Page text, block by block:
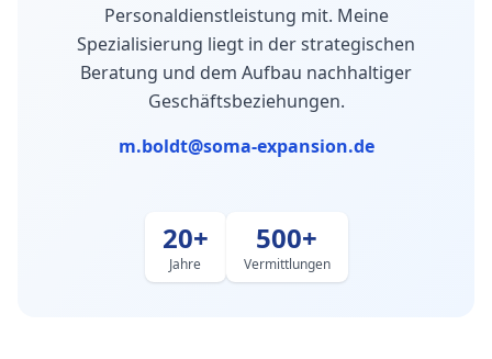
Personaldienstleistung mit. Meine
Spezialisierung liegt in der strategischen
Beratung und dem Aufbau nachhaltiger
Geschäftsbeziehungen.
m.boldt@soma-expansion.de
20+
Jahre
500+
Vermittlungen